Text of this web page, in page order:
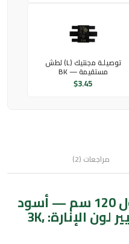
توصيلـة مجنتيك (L) لطش
مستقيمة — BK
$3.45
مراجعات (2)
كشاف مسطرة بنل طول 120 سم — أسود
المطور 3CCT (قابل لتغيير لون الإنارة: 3K,